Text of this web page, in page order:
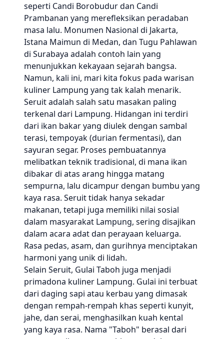
seperti Candi Borobudur dan Candi
Prambanan yang merefleksikan peradaban
masa lalu. Monumen Nasional di Jakarta,
Istana Maimun di Medan, dan Tugu Pahlawan
di Surabaya adalah contoh lain yang
menunjukkan kekayaan sejarah bangsa.
Namun, kali ini, mari kita fokus pada warisan
kuliner Lampung yang tak kalah menarik.
Seruit adalah salah satu masakan paling
terkenal dari Lampung. Hidangan ini terdiri
dari ikan bakar yang diulek dengan sambal
terasi, tempoyak (durian fermentasi), dan
sayuran segar. Proses pembuatannya
melibatkan teknik tradisional, di mana ikan
dibakar di atas arang hingga matang
sempurna, lalu dicampur dengan bumbu yang
kaya rasa. Seruit tidak hanya sekadar
makanan, tetapi juga memiliki nilai sosial
dalam masyarakat Lampung, sering disajikan
dalam acara adat dan perayaan keluarga.
Rasa pedas, asam, dan gurihnya menciptakan
harmoni yang unik di lidah.
Selain Seruit, Gulai Taboh juga menjadi
primadona kuliner Lampung. Gulai ini terbuat
dari daging sapi atau kerbau yang dimasak
dengan rempah-rempah khas seperti kunyit,
jahe, dan serai, menghasilkan kuah kental
yang kaya rasa. Nama "Taboh" berasal dari